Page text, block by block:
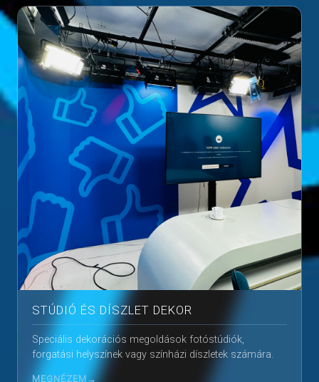
STÚDIÓ ÉS DÍSZLET DEKOR
Speciális dekorációs megoldások fotóstúdiók,
forgatási helyszínek vagy színházi díszletek számára.
MEGNÉZEM